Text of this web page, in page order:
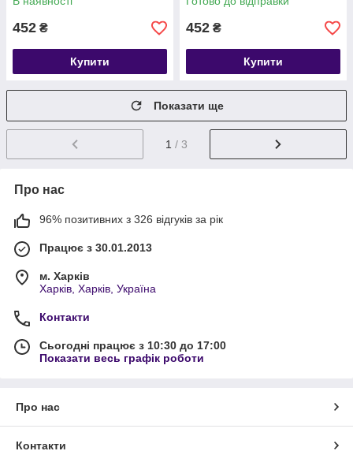
452 ₴
Купити
452 ₴
Купити
Показати ще
1 / 3
Про нас
96% позитивних з 326 відгуків за рік
Працює з 30.01.2013
м. Харків
Харків, Харків, Україна
Контакти
Сьогодні працює з 10:30 до 17:00
Показати весь графік роботи
Про нас
Контакти